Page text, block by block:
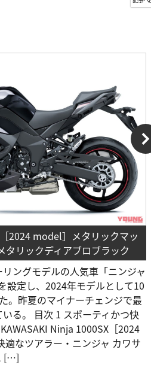
2024 model］メタリックマッ
リックディアブロブラック
ングモデルの人気車「ニンジャ
設定し、2024年モデルとして10
。昨夏のマイナーチェンジで最
る。 目次 1 スポーティかつ快
Ninja 1000SX［2024
なツアラー・ニンジャ カワサ
[…]